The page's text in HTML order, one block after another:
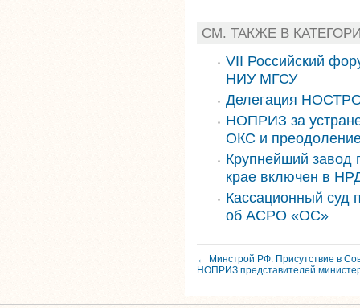
СМ. ТАКЖЕ В
VII Российский
НИУ МГСУ
Делегация
НОПРИЗ за
ОКС и
Крупнейший завод
крае включен в
Кассационный суд
об АСРО «ОС»
← Минстрой РФ: Присутствие в
НОПРИЗ представителей